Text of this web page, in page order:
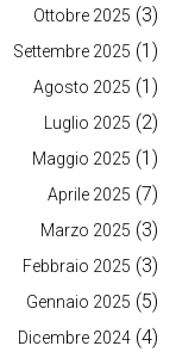
Ottobre 2025 (3)
Settembre 2025 (1)
Agosto 2025 (1)
Luglio 2025 (2)
Maggio 2025 (1)
Aprile 2025 (7)
Marzo 2025 (3)
Febbraio 2025 (3)
Gennaio 2025 (5)
Dicembre 2024 (4)